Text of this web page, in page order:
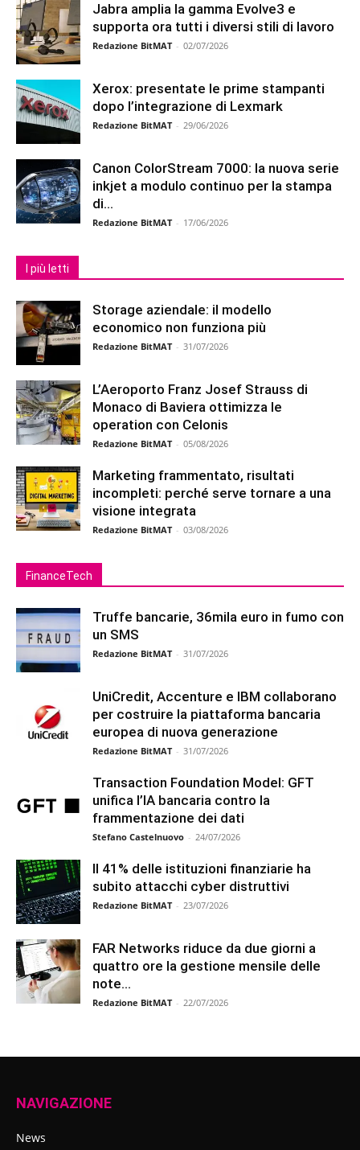
Jabra amplia la gamma Evolve3 e
supporta ora tutti i diversi stili di lavoro
Redazione BitMAT - 02/07/2026
Xerox: presentate le prime stampanti
dopo l’integrazione di Lexmark
Redazione BitMAT - 29/06/2026
Canon ColorStream 7000: la nuova serie
inkjet a modulo continuo per la stampa
di...
Redazione BitMAT - 17/06/2026
I più letti
Storage aziendale: il modello
economico non funziona più
Redazione BitMAT - 31/07/2026
L’Aeroporto Franz Josef Strauss di
Monaco di Baviera ottimizza le
operation con Celonis
Redazione BitMAT - 05/08/2026
Marketing frammentato, risultati
incompleti: perché serve tornare a una
visione integrata
Redazione BitMAT - 03/08/2026
FinanceTech
Truffe bancarie, 36mila euro in fumo con
un SMS
Redazione BitMAT - 31/07/2026
UniCredit, Accenture e IBM collaborano
per costruire la piattaforma bancaria
europea di nuova generazione
Redazione BitMAT - 31/07/2026
Transaction Foundation Model: GFT
unifica l’IA bancaria contro la
frammentazione dei dati
Stefano Castelnuovo - 24/07/2026
Il 41% delle istituzioni finanziarie ha
subito attacchi cyber distruttivi
Redazione BitMAT - 23/07/2026
FAR Networks riduce da due giorni a
quattro ore la gestione mensile delle
note...
Redazione BitMAT - 22/07/2026
NAVIGAZIONE
News